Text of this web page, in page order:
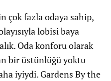
çok fazla odaya sahip,
lobisi baya
Oda konforu olarak
bir üstünlüğü yoktu
iyiydi. Gardens By the